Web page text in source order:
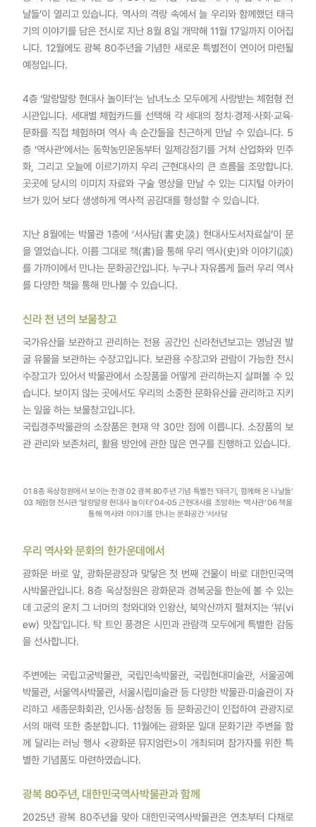
날들’이 열리고 있습니다. 역사의 격랑 속에서 늘 우리와 함께했던 태극
기의 이야기를 담은 전시로 지난 8월 8일 개막해 11월 17일까지 이어집
니다. 12월에도 광복 80주년을 기념한 새로운 특별전이 연이어 마련될
예정입니다.
4층 ‘말랑말랑 현대사 놀이터’는 남녀노소 모두에게 사랑받는 체험형 전
시관입니다. 세대별 체험카드를 선택해 각 세대의 정치·경제·사회·교육·
문화를 직접 체험하며 역사 속 순간들을 친근하게 만날 수 있습니다. 5
층 ‘역사관’에서는 동학농민운동부터 일제강점기를 거쳐 산업화와 민주
화, 그리고 오늘에 이르기까지 우리 근현대사의 큰 흐름을 조망합니다.
곳곳에 당시의 이미지 자료와 구술 영상을 만날 수 있는 디지털 아카이
브가 있어 보다 생생하게 역사적 공감대를 형성할 수 있습니다.
지난 8월에는 박물관 1층에 ‘서사담(書史談) 현대사도서자료실’이 문
을 열었습니다. 이름 그대로 책(書)을 통해 우리 역사(史)와 이야기(談)
를 가까이에서 만나는 문화공간입니다. 누구나 자유롭게 들러 우리 역사
를 다양한 책을 통해 만나볼 수 있습니다.
신라 천 년의 보물창고
국가유산을 보관하고 관리하는 전용 공간인 신라천년보고는 영남권 발
굴 유물을 보관하는 수장고입니다. 보관용 수장고와 관람이 가능한 전시
수장고가 있어서 박물관에서 소장품을 어떻게 관리하는지 살펴볼 수 있
습니다. 보이지 않는 곳에서도 우리의 소중한 문화유산을 관리하고 지키
는 일을 하는 보물창고입니다.
국립경주박물관의 소장품은 현재 약 30만 점에 이릅니다. 소장품의 보
관 관리와 보존처리, 활용 방안에 관한 많은 연구를 진행하고 있습니다.
01 8층 옥상정원에서 보이는 전경 02 광복 80주년 기념 특별전 ‘태극기, 함께해 온 나날들’
03 체험형 전시관 ‘말랑말랑 현대사 놀이터’ 04-05 근현대사를 조망하는 ‘역사관’ 06 책을
통해 역사와 이야기를 만나는 문화공간 ‘서사담
우리 역사와 문화의 한가운데에서
광화문 바로 앞, 광화문광장과 맞닿은 첫 번째 건물이 바로 대한민국역
사박물관입니다. 8층 옥상정원은 광화문과 경복궁을 한눈에 볼 수 있는
데 고궁의 운치 그 너머의 청와대와 인왕산, 북악산까지 펼쳐지는 ‘뷰(vi
ew) 맛집’입니다. 탁 트인 풍경은 시민과 관람객 모두에게 특별한 감동
을 선사합니다.
주변에는 국립고궁박물관, 국립민속박물관, 국립현대미술관, 서울공예
박물관, 서울역사박물관, 서울시립미술관 등 다양한 박물관·미술관이 자
리하고 세종문화회관, 인사동·삼청동 등 문화공간이 인접하여 관광지로
서의 매력 또한 충분합니다. 11월에는 광화문 일대 문화기관 주변을 함
께 달리는 러닝 행사 <광화문 뮤지엄런>이 개최되며 참가자를 위한 특
별한 기념품도 마련하였습니다.
광복 80주년, 대한민국역사박물관과 함께
2025년 광복 80주년을 맞아 대한민국역사박물관은 연초부터 다채로